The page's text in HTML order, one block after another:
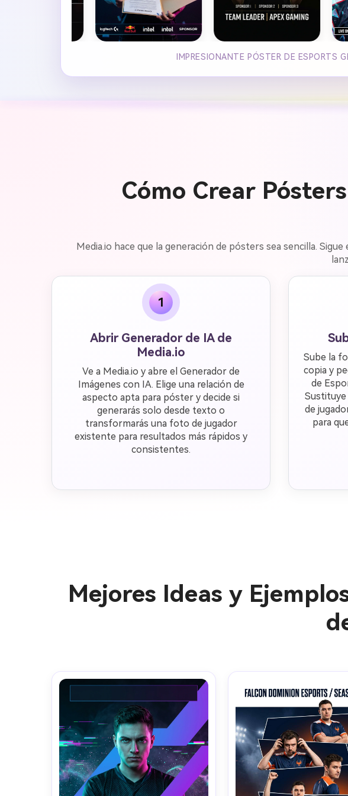
IMPRESIONANTE PÓSTER DE ESPORTS
Cómo Crear
Media.io hace que la generación de pósters sea sencilla.
1
Abrir Generador de IA de
Media.io
Ve a Media.io y abre el Generador de
Imágenes con IA. Elige una relación de
aspecto apta para póster y decide si
generarás solo desde texto o
transformarás una foto de jugador
existente para resultados más rápidos y
consistentes.
Sube la
copia y
de
de
para
Mejores Ideas y